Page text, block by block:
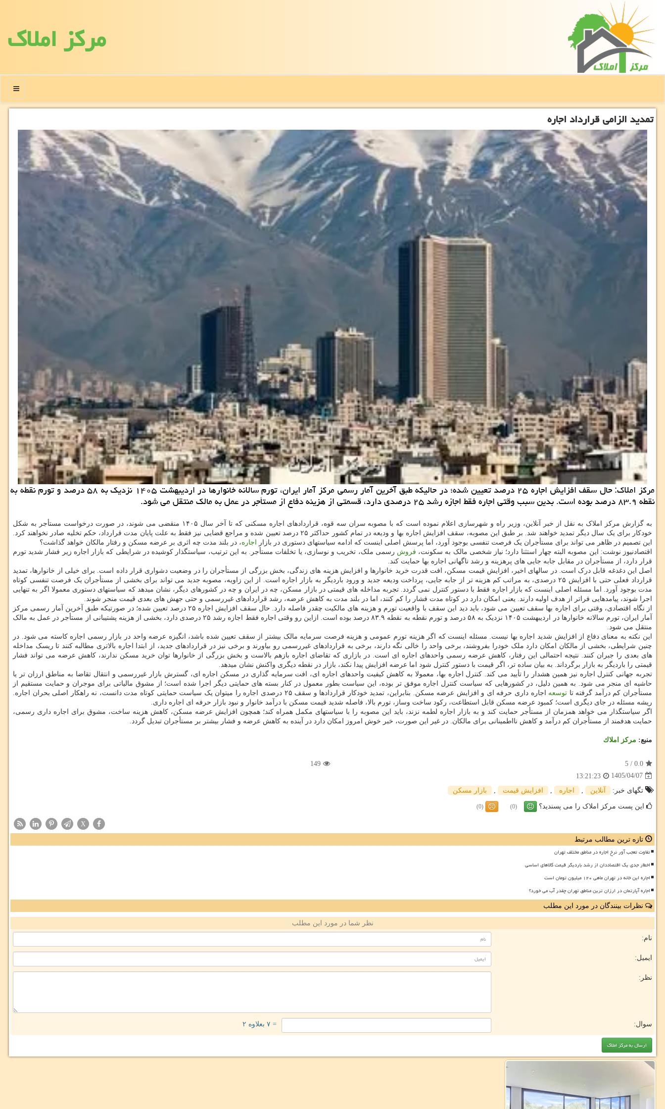
مركز املاك
منو
تمدید الزامی قرارداد اجاره
مرکز املاک: حال سقف افزایش اجاره ۲۵ درصد تعیین شده؛ در حالیکه طبق آخرین آمار رسمی مرکز آمار ایران، تورم سالانه خانوارها در اردیبهشت ۱۴۰۵ نزدیک به ۵۸ درصد و تورم نقطه به
نقطه ۸۳.۹ درصد بوده است. بدین سبب وقتی اجاره فقط اجازه رشد ۲۵ درصدی دارد، قسمتی از هزینه دفاع از مستأجر در عمل به مالک منتقل می شود.
به گزارش مرکز املاک به نقل از خبر آنلاین، وزیر راه و شهرسازی اعلام نموده است که با مصوبه سران سه قوه، قراردادهای اجاره مسکنی که تا آخر سال ۱۴۰۵ منقضی می شوند، در صورت درخواست مستأجر به شکل
خودکار برای یک سال دیگر تمدید خواهند شد. بر طبق این مصوبه، سقف افزایش اجاره بها و ودیعه در تمام کشور حداکثر ۲۵ درصد تعیین شده و مراجع قضایی نیز فقط به علت پایان مدت قرارداد، حکم تخلیه صادر نخواهند کرد.
این تصمیم در ظاهر می تواند برای مستأجران یک فرصت تنفسی بوجود آورد، اما پرسش اصلی اینست که ادامه سیاستهای دستوری در بازار اجاره، در بلند مدت چه اثری بر عرضه مسکن و رفتار مالکان خواهد گذاشت؟
اقتصادنیوز نوشت: این مصوبه البته چهار استثنا دارد؛ نیاز شخصی مالک به سکونت، فروش رسمی ملک، تخریب و نوسازی، یا تخلفات مستأجر. به این ترتیب، سیاستگذار کوشیده در شرایطی که بازار اجاره زیر فشار شدید تورم
قرار دارد، از مستأجران در مقابل جابه جایی های پرهزینه و رشد ناگهانی اجاره بها حمایت کند.
اصل این دغدغه قابل درک است. در سالهای اخیر، افزایش قیمت مسکن، افت قدرت خرید خانوارها و افزایش هزینه های زندگی، بخش بزرگی از مستأجران را در وضعیت دشواری قرار داده است. برای خیلی از خانوارها، تمدید
قرارداد فعلی حتی با افزایش ۲۵ درصدی، به مراتب کم هزینه تر از جابه جایی، پرداخت ودیعه جدید و ورود باردیگر به بازار اجاره است. از این زاویه، مصوبه جدید می تواند برای بخشی از مستأجران یک فرصت تنفسی کوتاه
مدت بوجود آورد. اما مسئله اصلی اینست که بازار اجاره فقط با دستور کنترل نمی گردد. تجربه مداخله های قیمتی در بازار مسکن، چه در ایران و چه در کشورهای دیگر، نشان میدهد که سیاستهای دستوری معمولا اگر به تنهایی
اجرا شوند، پیامدهایی فراتر از هدف اولیه دارند. یعنی امکان دارد در کوتاه مدت فشار را کم کنند، اما در بلند مدت به کاهش عرضه، رشد قراردادهای غیررسمی و حتی جهش های بعدی قیمت منجر شوند.
از نگاه اقتصادی، وقتی برای اجاره بها سقف تعیین می شود، باید دید این سقف با واقعیت تورم و هزینه های مالکیت چقدر فاصله دارد. حال سقف افزایش اجاره ۲۵ درصد تعیین شده؛ در صورتیکه طبق آخرین آمار رسمی مرکز
آمار ایران، تورم سالانه خانوارها در اردیبهشت ۱۴۰۵ نزدیک به ۵۸ درصد و تورم نقطه به نقطه ۸۳.۹ درصد بوده است. ازاین رو وقتی اجاره فقط اجازه رشد ۲۵ درصدی دارد، بخشی از هزینه پشتیبانی از مستأجر در عمل به مالک
منتقل می شود.
این نکته به معنای دفاع از افزایش شدید اجاره بها نیست. مسئله اینست که اگر هزینه تورم عمومی و هزینه فرصت سرمایه مالک بیشتر از سقف تعیین شده باشد، انگیزه عرضه واحد در بازار رسمی اجاره کاسته می شود. در
چنین شرایطی، بخشی از مالکان امکان دارد ملک خودرا بفروشند، برخی واحد را خالی نگه دارند، برخی به قراردادهای غیررسمی رو بیاورند و برخی نیز در قراردادهای جدید، از ابتدا اجاره بالاتری مطالبه کنند تا ریسک مداخله
های بعدی را جبران کنند. نتیجه احتمالی این رفتار، کاهش عرضه رسمی واحدهای اجاره ای است. در بازاری که تقاضای اجاره بازهم بالاست و بخش بزرگی از خانوارها توان خرید مسکن ندارند، کاهش عرضه می تواند فشار
قیمتی را باردیگر به بازار برگرداند. به بیان ساده تر، اگر قیمت با دستور کنترل شود اما عرضه افزایش پیدا نکند، بازار در نقطه دیگری واکنش نشان میدهد.
تجربه جهانی کنترل اجاره نیز همین هشدار را تأیید می کند. کنترل اجاره بها، معمولا به کاهش کیفیت واحدهای اجاره ای، افت سرمایه گذاری در مسکن اجاره ای، گسترش بازار غیررسمی و انتقال تقاضا به مناطق ارزان تر یا
حاشیه ای منجر می شود. به همین دلیل، در کشورهایی که سیاست کنترل اجاره موفق تر بوده، این سیاست بطور معمول در کنار بسته های حمایتی دیگر اجرا شده است؛ از مشوق مالیاتی برای موجران و حمایت مستقیم از
مستأجران کم درآمد گرفته تا توسعه
اجاره داری حرفه ای و افزایش عرضه مسکن. بنابراین، تمدید خودکار قراردادها و سقف ۲۵ درصدی اجاره را میتوان یک سیاست حمایتی کوتاه مدت دانست، نه راهکار اصلی بحران اجاره.
ریشه مسئله در جای دیگری است؛ کمبود عرضه مسکن قابل استطاعت، رکود ساخت وساز، تورم بالا، فاصله شدید قیمت مسکن با درآمد خانوار و نبود بازار حرفه ای اجاره داری.
اگر سیاستگذار می خواهد همزمان از مستأجر حمایت کند و به بازار اجاره لطمه نزند، باید این مصوبه را با سیاستهای مکمل همراه کند؛ همچون افزایش عرضه مسکن، کاهش هزینه ساخت، مشوق برای اجاره داری رسمی،
حمایت هدفمند از مستأجران کم درآمد و کاهش نااطمینانی برای مالکان. در غیر این صورت، خبر خوش امروز امکان دارد در آینده به کاهش عرضه و فشار بیشتر بر مستأجران تبدیل گردد.
منبع: مركز املاك
0.0
/
5
149
1405/04/07
13:21:23
تگهای خبر:
آنلاین اجاره افزایش قیمت بازار مسكن
این پست مرکز املاک را می پسندید؟ (0)
(0)
X
تازه ترین مطالب مرتبط
تفاوت تعجب آور نرخ اجاره در مناطق مختلف تهران
اخطار جدی یک اقتصاددان از رشد باردیگر قیمت کالاهای اساسی
اجاره این خانه در تهران ماهی ۱۲۰ میلیون تومان است
اجاره آپارتمان در ارزان ترین مناطق تهران چقدر آب می خورد؟
نظرات بینندگان در مورد این مطلب
نظر شما در مورد این مطلب
نام:
ایمیل:
نظر:
سوال: = ۷ بعلاوه ۲